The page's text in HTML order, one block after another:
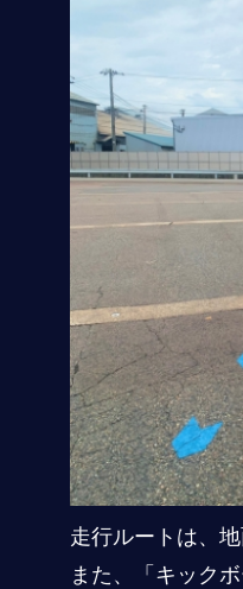
走行ルートは、
また、「キック